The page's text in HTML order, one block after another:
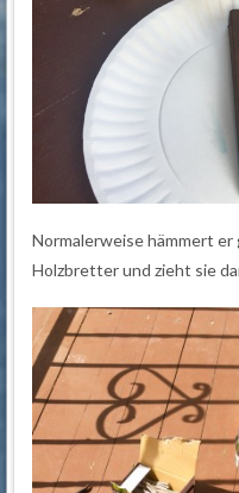
Normalerweise hämmert er
Holzbretter und zieht sie